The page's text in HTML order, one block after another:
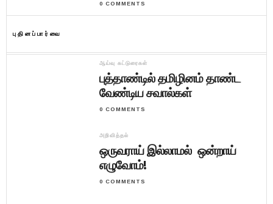
0 COMMENTS
புதினப்பார்வை
ஆய்வு கட்டுரைகள்
புத்தாண்டில் தமிழினம் தாண்ட
வேண்டிய சவால்கள்
0 COMMENTS
அறிவித்தல்
ஒருவராய் இல்லாமல் ஒன்றாய்
எழுவோம்!
0 COMMENTS